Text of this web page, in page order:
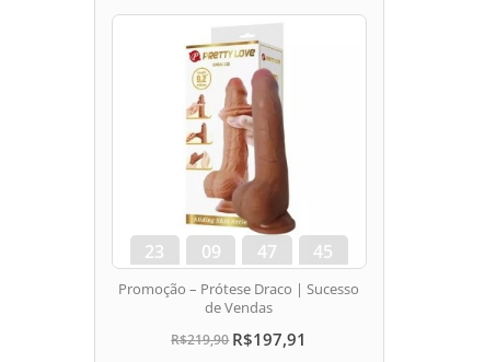
23
dias
09
hora
47
min
44
seg
Promoção – Prótese Draco | Sucesso
de Vendas
R$219,90 R$197,91